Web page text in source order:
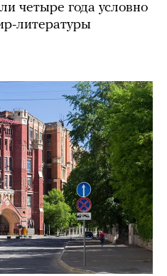
четыре года условно
литературы